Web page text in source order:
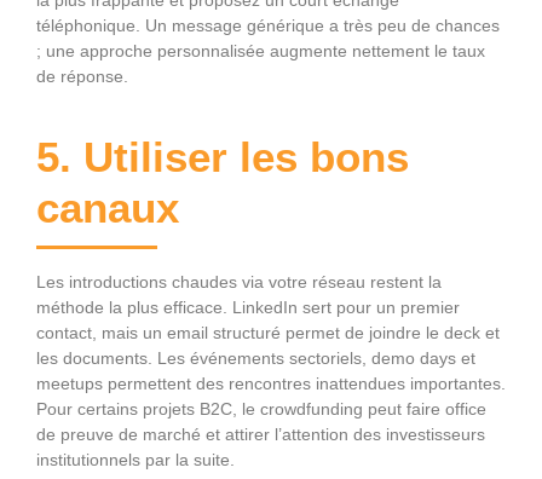
téléphonique. Un message générique a très peu de chances
; une approche personnalisée augmente nettement le taux
de réponse.
5. Utiliser les bons
canaux
Les introductions chaudes via votre réseau restent la
méthode la plus efficace. LinkedIn sert pour un premier
contact, mais un email structuré permet de joindre le deck et
les documents. Les événements sectoriels, demo days et
meetups permettent des rencontres inattendues importantes.
Pour certains projets B2C, le crowdfunding peut faire office
de preuve de marché et attirer l’attention des investisseurs
institutionnels par la suite.